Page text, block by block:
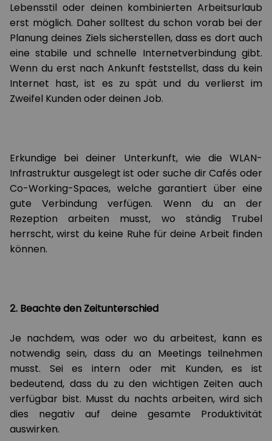
Lebensstil oder deinen kombinierten Arbeitsurlaub
erst möglich. Daher solltest du schon vorab bei der
Planung deines Ziels sicherstellen, dass es dort auch
eine stabile und schnelle Internetverbindung gibt.
Wenn du erst nach Ankunft feststellst, dass du kein
Internet hast, ist es zu spät und du verlierst im
Zweifel Kunden oder deinen Job.
Erkundige bei deiner Unterkunft, wie die WLAN-
Infrastruktur ausgelegt ist oder suche dir Cafés oder
Co-Working-Spaces, welche garantiert über eine
gute Verbindung verfügen. Wenn du an der
Rezeption arbeiten musst, wo ständig Trubel
herrscht, wirst du keine Ruhe für deine Arbeit finden
können.
2. Beachte den Zeitunterschied
Je nachdem, was oder wo du arbeitest, kann es
notwendig sein, dass du an Meetings teilnehmen
musst. Sei es intern oder mit Kunden, es ist
bedeutend, dass du zu den wichtigen Zeiten auch
verfügbar bist. Musst du nachts arbeiten, wird sich
dies negativ auf deine gesamte Produktivität
auswirken.